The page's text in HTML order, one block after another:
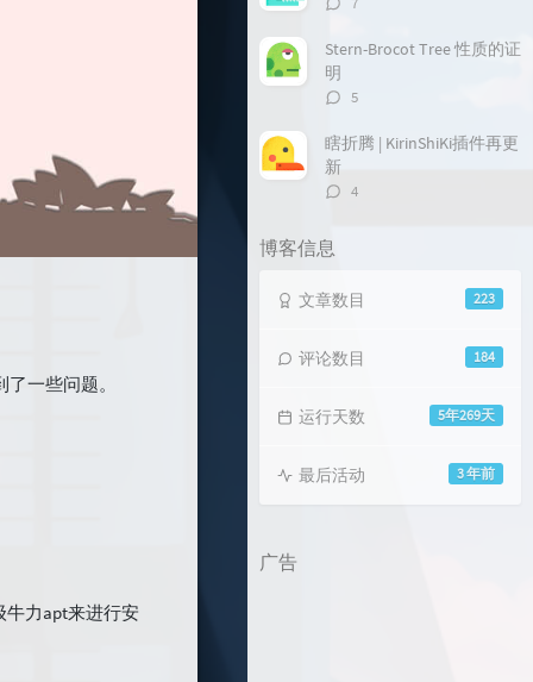
一些问题。
力apt来进行安
数：
Stern-Brocot Tree 性质的证
明
评
数：
5
瞎折腾 | KirinShiKi插件再更
新
评
4
博客信息
223
文章数目
184
评论数目
5年269天
运行天数
3 年前
最后活动
广告